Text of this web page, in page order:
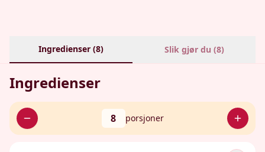
Ingredienser (8) Slik gjør du (8)
Ingredienser
8 porsjoner